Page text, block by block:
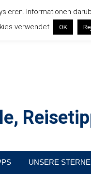
UNSERE STERNE
Informationen
verwendet.
OK